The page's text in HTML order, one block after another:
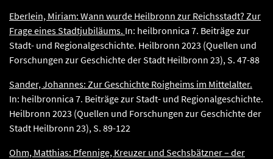
Eberlein, Miriam: Wann wurde Heilbronn zur Reichsstadt? Zur
Frage eines Stadtjubiläums. In: heilbronnica 7. Beiträge zur
Stadt- und Regionalgeschichte. Heilbronn 2023 (Quellen und
Forschungen zur Geschichte der Stadt Heilbronn 23), S. 47-88
Sander, Johannes: Zur Geschichte Roigheims im Mittelalter.
In: heilbronnica 7. Beiträge zur Stadt- und Regionalgeschichte.
Heilbronn 2023 (Quellen und Forschungen zur Geschichte der
Stadt Heilbronn 23), S. 89-122
Ohm, Matthias: Pfennige, Kreuzer und Sechsbätzner – der